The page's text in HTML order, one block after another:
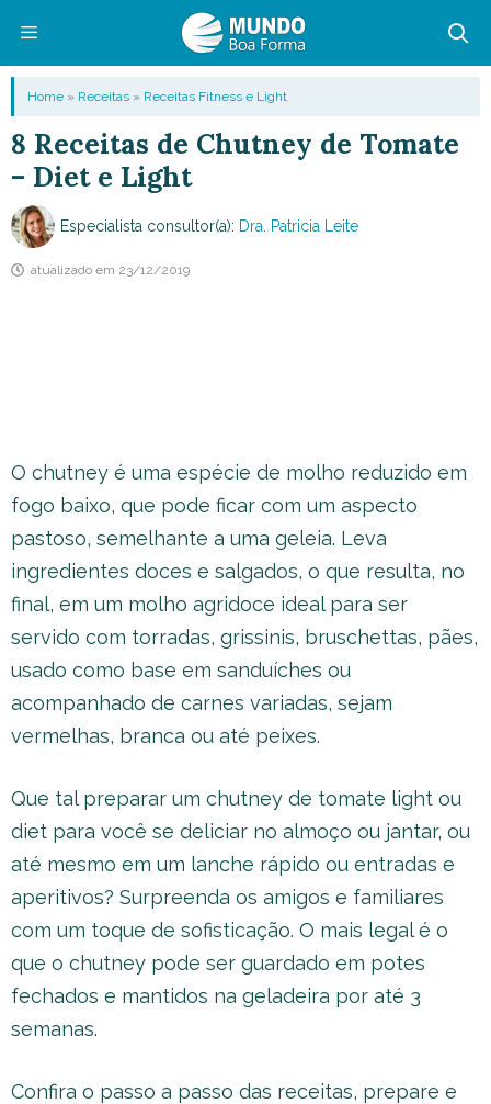
conteúdo
Menu
Home » Receitas » Receitas Fitness e Light
8 Receitas de Chutney de Tomate
– Diet e Light
Especialista consultor(a): Dra. Patricia Leite
atualizado em 23/12/2019
O chutney é uma espécie de molho reduzido em
fogo baixo, que pode ficar com um aspecto
pastoso, semelhante a uma geleia. Leva
ingredientes doces e salgados, o que resulta, no
final, em um molho agridoce ideal para ser
servido com torradas, grissinis, bruschettas, pães,
usado como base em sanduíches ou
acompanhado de carnes variadas, sejam
vermelhas, branca ou até peixes.
Que tal preparar um chutney de tomate light ou
diet para você se deliciar no almoço ou jantar, ou
até mesmo em um lanche rápido ou entradas e
aperitivos? Surpreenda os amigos e familiares
com um toque de sofisticação. O mais legal é o
que o chutney pode ser guardado em potes
fechados e mantidos na geladeira por até 3
semanas.
Confira o passo a passo das receitas, prepare e